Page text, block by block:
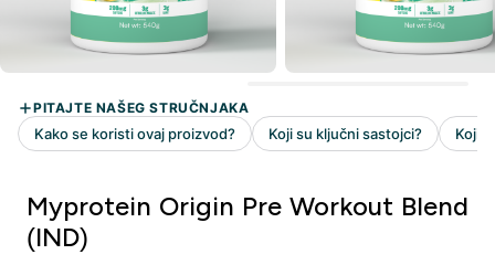
Myprotein Origin Pre Workout Blend
(IND)